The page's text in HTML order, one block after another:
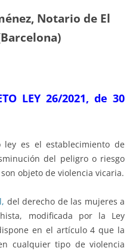
Notario de El
LEY 26/2021, de 30
es el establecimiento de
del peligro o riesgo
objeto de violencia vicaria.
del derecho de las mujeres a
modificada por la Ley
en el artículo 4 que la
cualquier tipo de violencia